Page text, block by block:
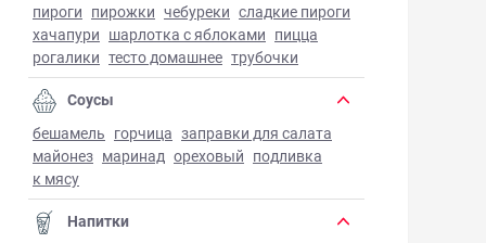
пироги пирожки чебуреки сладкие пироги
хачапури шарлотка с яблоками пицца
рогалики тесто домашнее трубочки
Соусы
бешамель горчица заправки для салата
майонез маринад ореховый подливка
к мясу
Напитки